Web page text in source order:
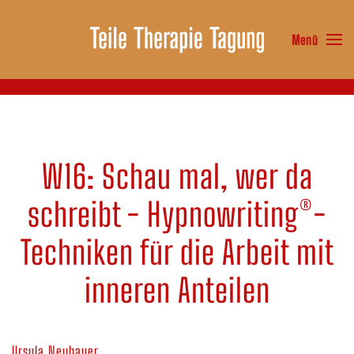
Zum Hauptinhalt springen Menü
W16: Schau mal, wer da
schreibt - Hypnowriting®-
Techniken für die Arbeit mit
inneren Anteilen